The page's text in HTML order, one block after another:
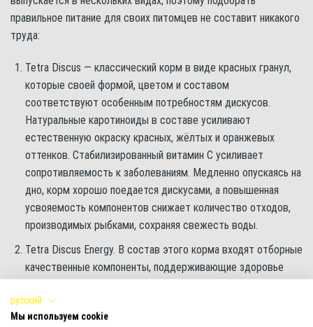
правильное питание для своих питомцев не составит никакого
труда:
Tetra Discus — классический корм в виде красных гранул,
которые своей формой, цветом и составом
соответствуют особенным потребностям дискусов.
Натуральные каротиноиды в составе усиливают
естественную окраску красных, жёлтых и оранжевых
оттенков. Стабилизированный витамин С усиливает
сопротивляемость к заболеваниям. Медленно опускаясь на
дно, корм хорошо поедается дискусами, а повышенная
усвояемость компонентов снижает количество отходов,
производимых рыбками, сохраняя свежесть воды.
Tetra Discus Energy. В состав этого корма входят отборные
качественные компоненты, поддерживающие здоровье
способствует лучшему усвоению липидов, и рыбки
получают дополнительный запас энергии. Особенно полезен
русский
Мы используем cookie